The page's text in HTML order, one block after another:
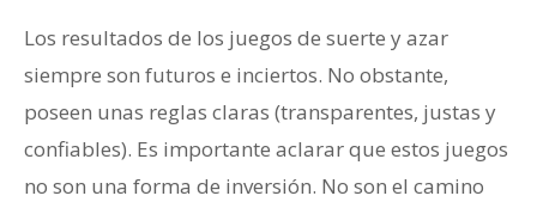
Los resultados de los juegos de suerte y azar
siempre son futuros e inciertos. No obstante,
poseen unas reglas claras (transparentes, justas y
confiables). Es importante aclarar que estos juegos
no son una forma de inversión. No son el camino